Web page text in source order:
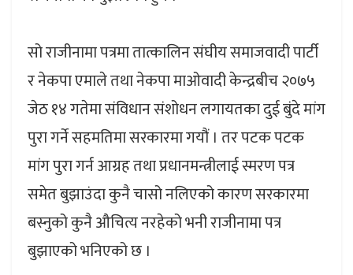
सो राजीनामा पत्रमा तात्कालिन संघीय समाजवादी पार्टी
र नेकपा एमाले तथा नेकपा माओवादी केन्द्रबीच २०७५
जेठ १४ गतेमा संविधान संशोधन लगायतका दुई बुंदे मांग
पुरा गर्ने सहमतिमा सरकारमा गयौं । तर पटक पटक
मांग पुरा गर्न आग्रह तथा प्रधानमन्त्रीलाई स्मरण पत्र
समेत बुझाउंदा कुनै चासो नलिएको कारण सरकारमा
बस्नुको कुनै औचित्य नरहेको भनी राजीनामा पत्र
बुझाएको भनिएको छ ।